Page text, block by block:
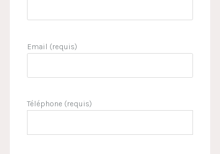
Email (requis)
Téléphone (requis)